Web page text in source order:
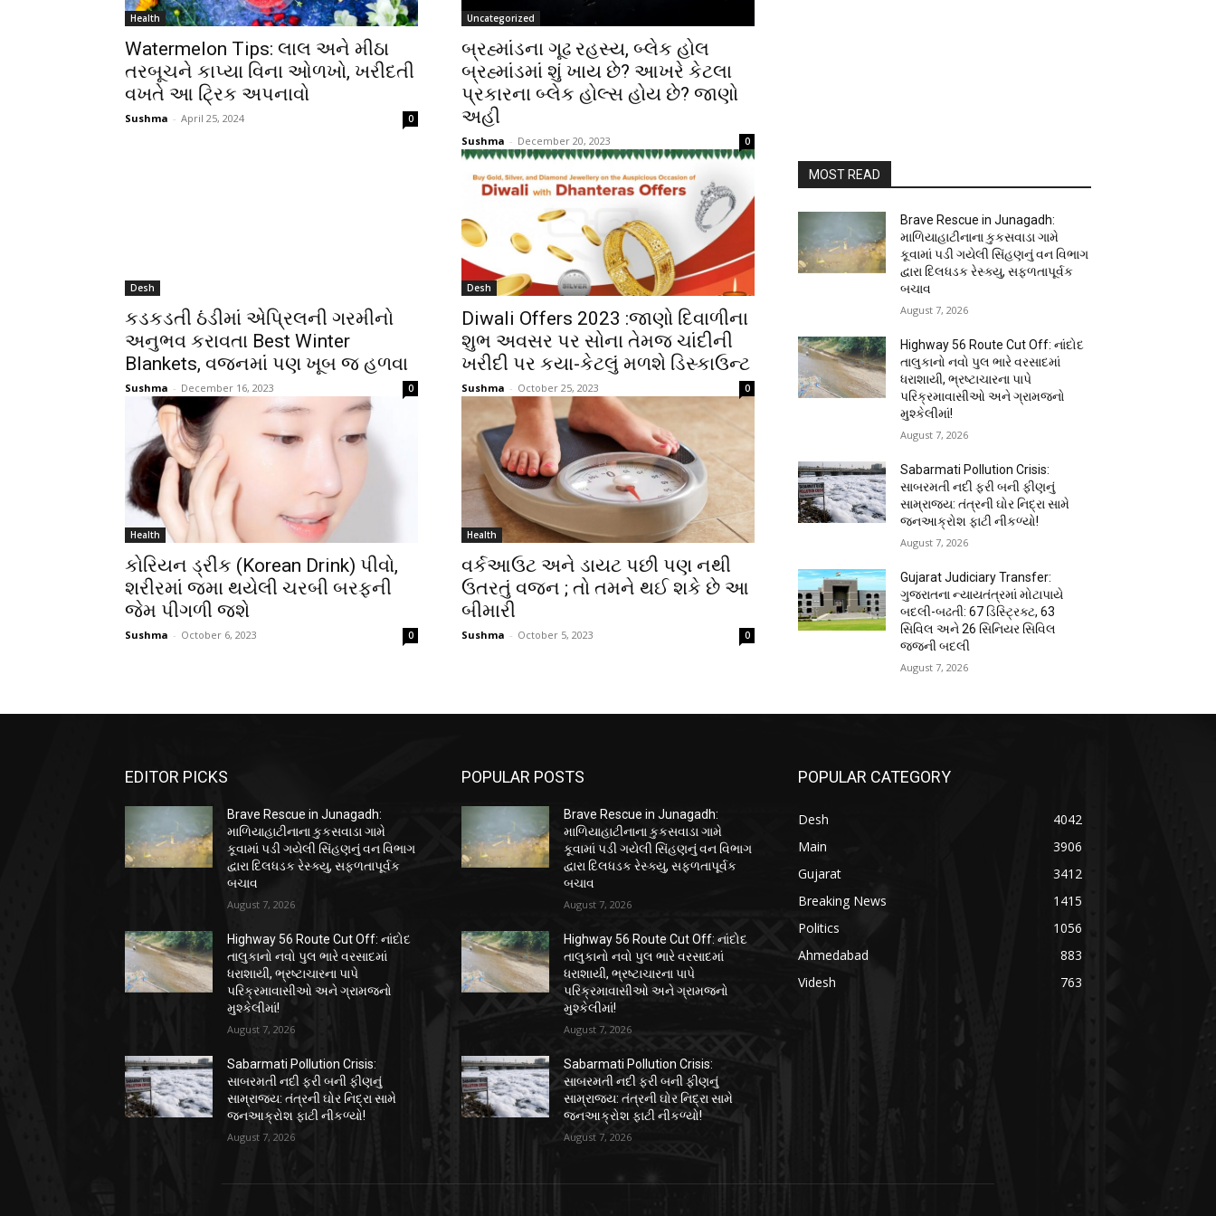
Health
Watermelon Tips: લાલ અને મીઠા
તરબૂચને કાપ્યા વિના ઓળખો, ખરીદતી
વખતે આ ટ્રિક અપનાવો
Sushma - April 25, 2024 0
Uncategorized
બ્રહ્માંડના ગૂઢ રહસ્ય, બ્લેક હોલ
બ્રહ્માંડમાં શું ખાય છે? આખરે કેટલા
પ્રકારના બ્લેક હોલ્સ હોય છે? જાણો
અહી
Sushma - December 20, 2023 0
Desh
કડકડતી ઠંડીમાં એપ્રિલની ગરમીનો
અનુભવ કરાવતા Best Winter
Blankets, વજનમાં પણ ખૂબ જ હળવા
Sushma - December 16, 2023 0
Desh
Diwali Offers 2023 :જાણો દિવાળીના
શુભ અવસર પર સોના તેમજ ચાંદીની
ખરીદી પર કયા-કેટલું મળશે ડિસ્કાઉન્ટ
Sushma - October 25, 2023 0
Health
કોરિયન ડ્રીંક (Korean Drink) પીવો,
શરીરમાં જમા થયેલી ચરબી બરફની
જેમ પીગળી જશે
Sushma - October 6, 2023 0
Health
વર્કઆઉટ અને ડાયટ પછી પણ નથી
ઉતરતું વજન ; તો તમને થઈ શકે છે આ
બીમારી
Sushma - October 5, 2023 0
MOST READ
Brave Rescue in Junagadh:
માળિયાહાટીનાના કુકસવાડા ગામે
કૂવામાં પડી ગયેલી સિંહણનું વન વિભાગ
દ્વારા દિલધડક રેસ્ક્યુ, સફળતાપૂર્વક
બચાવ
August 7, 2026
Highway 56 Route Cut Off: નાંદોદ
તાલુકાનો નવો પુલ ભારે વરસાદમાં
ધરાશાયી, ભ્રષ્ટાચારના પાપે
પરિક્રમાવાસીઓ અને ગ્રામજનો
મુશ્કેલીમાં!
August 7, 2026
Sabarmati Pollution Crisis:
સાબરમતી નદી ફરી બની ફીણનું
સામ્રાજ્ય: તંત્રની ઘોર નિદ્રા સામે
જનઆક્રોશ ફાટી નીકળ્યો!
August 7, 2026
Gujarat Judiciary Transfer:
ગુજરાતના ન્યાયતંત્રમાં મોટાપાયે
બદલી-બઢતી: 67 ડિસ્ટ્રિક્ટ, 63
સિવિલ અને 26 સિનિયર સિવિલ
જજની બદલી
August 7, 2026
EDITOR PICKS
Brave Rescue in Junagadh:
માળિયાહાટીનાના કુકસવાડા ગામે
કૂવામાં પડી ગયેલી સિંહણનું વન વિભાગ
દ્વારા દિલધડક રેસ્ક્યુ, સફળતાપૂર્વક
બચાવ
August 7, 2026
Highway 56 Route Cut Off: નાંદોદ
તાલુકાનો નવો પુલ ભારે વરસાદમાં
ધરાશાયી, ભ્રષ્ટાચારના પાપે
પરિક્રમાવાસીઓ અને ગ્રામજનો
મુશ્કેલીમાં!
August 7, 2026
Sabarmati Pollution Crisis:
સાબરમતી નદી ફરી બની ફીણનું
સામ્રાજ્ય: તંત્રની ઘોર નિદ્રા સામે
જનઆક્રોશ ફાટી નીકળ્યો!
August 7, 2026
POPULAR POSTS
Brave Rescue in Junagadh:
માળિયાહાટીનાના કુકસવાડા ગામે
કૂવામાં પડી ગયેલી સિંહણનું વન વિભાગ
દ્વારા દિલધડક રેસ્ક્યુ, સફળતાપૂર્વક
બચાવ
August 7, 2026
Highway 56 Route Cut Off: નાંદોદ
તાલુકાનો નવો પુલ ભારે વરસાદમાં
ધરાશાયી, ભ્રષ્ટાચારના પાપે
પરિક્રમાવાસીઓ અને ગ્રામજનો
મુશ્કેલીમાં!
August 7, 2026
Sabarmati Pollution Crisis:
સાબરમતી નદી ફરી બની ફીણનું
સામ્રાજ્ય: તંત્રની ઘોર નિદ્રા સામે
જનઆક્રોશ ફાટી નીકળ્યો!
August 7, 2026
POPULAR CATEGORY
Desh
4042
Main
3906
Gujarat
3412
Breaking News
1415
Politics
1056
Ahmedabad
883
Videsh
763